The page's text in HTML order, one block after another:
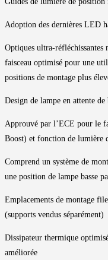
Adoption des dernières LED
Optiques ultra-
faisceau optimisé pour une
positions de montage plus
Design de lampe en attente de
Approuvé par l’ECE pour le
Boost) et fonction de lumière
Comprend un système de
une position de lampe basse
Emplacements de montage
(supports vendus séparément)
Dissipateur thermique
améliorée